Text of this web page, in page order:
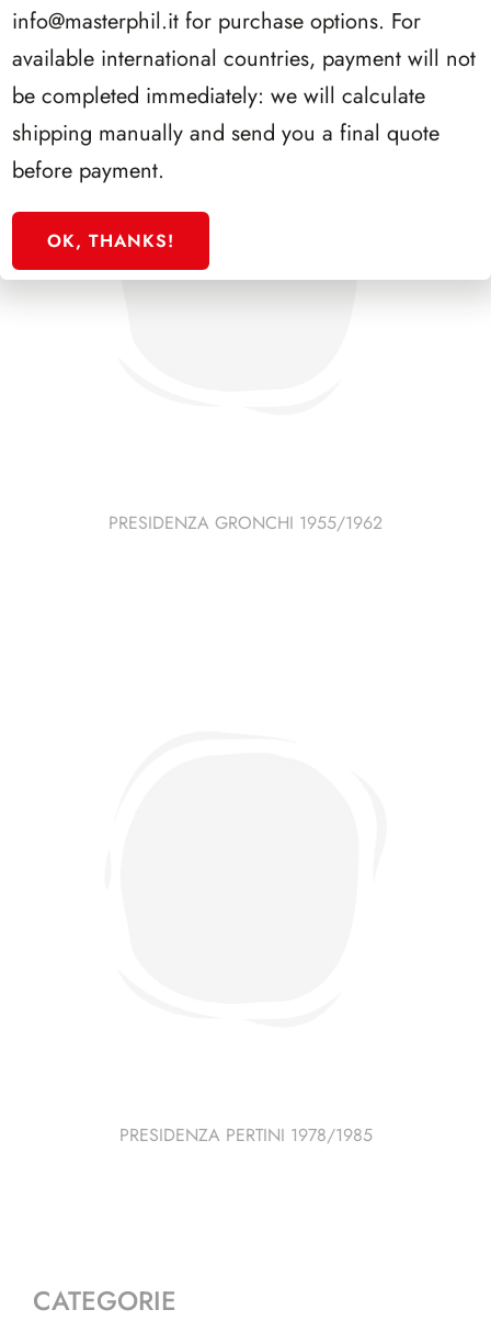
PRESIDENZA GRONCHI 1955/1962
PRESIDENZA PERTINI 1978/1985
CATEGORIE
info@masterphil.it for purchase options. For
available international countries, payment will not
be completed immediately: we will calculate
shipping manually and send you a final quote
before payment.
OK, THANKS!